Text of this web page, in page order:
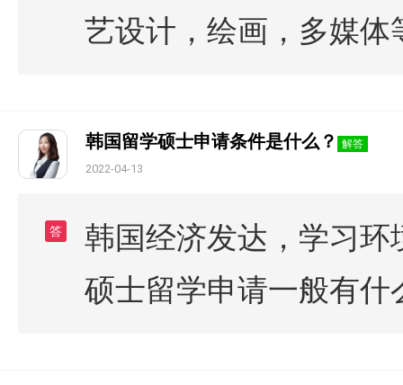
艺设计，绘画，多媒
韩国留学硕士申请条件是什么？ 解答
2022-04-13
答
韩国经济发达，学习
硕士留学申请一般有什